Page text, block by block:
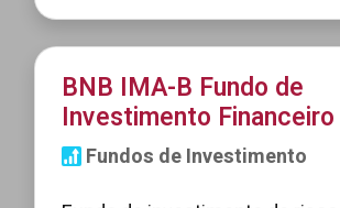
BNB IMA-B Fundo de
Investimento Financeiro
Fundos de Investimento